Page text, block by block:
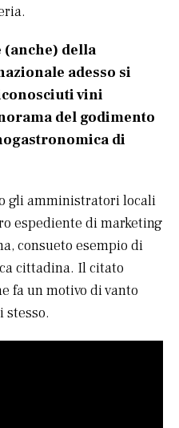
(anche) della
adesso si
vini
del godimento
di
gli amministratori locali
espediente di marketing
consueto esempio di
cittadina. Il citato
fa un motivo di vanto
stesso.